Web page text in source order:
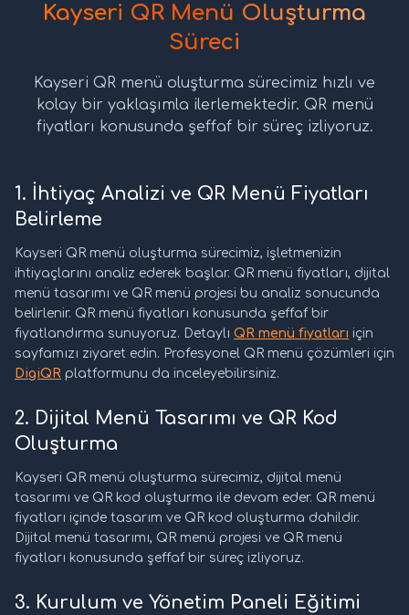
Kayseri QR Menü Oluşturma
Süreci
Kayseri QR menü oluşturma sürecimiz hızlı ve
kolay bir yaklaşımla ilerlemektedir. QR menü
fiyatları konusunda şeffaf bir süreç izliyoruz.
1. İhtiyaç Analizi ve QR Menü Fiyatları
Belirleme
Kayseri QR menü oluşturma sürecimiz, işletmenizin
ihtiyaçlarını analiz ederek başlar. QR menü fiyatları, dijital
menü tasarımı ve QR menü projesi bu analiz sonucunda
belirlenir. QR menü fiyatları konusunda şeffaf bir
fiyatlandırma sunuyoruz. Detaylı QR menü fiyatları için
sayfamızı ziyaret edin. Profesyonel QR menü çözümleri için
DigiQR platformunu da inceleyebilirsiniz.
2. Dijital Menü Tasarımı ve QR Kod
Oluşturma
Kayseri QR menü oluşturma sürecimiz, dijital menü
tasarımı ve QR kod oluşturma ile devam eder. QR menü
fiyatları içinde tasarım ve QR kod oluşturma dahildir.
Dijital menü tasarımı, QR menü projesi ve QR menü
fiyatları konusunda şeffaf bir süreç izliyoruz.
3. Kurulum ve Yönetim Paneli Eğitimi